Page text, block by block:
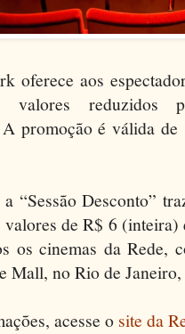
oferece aos
valores
promoção é válida de
“Sessão Desconto”
valores de R$ 6
os cinemas da Rede,
Mall, no Rio de Janeiro,
acesse o site da